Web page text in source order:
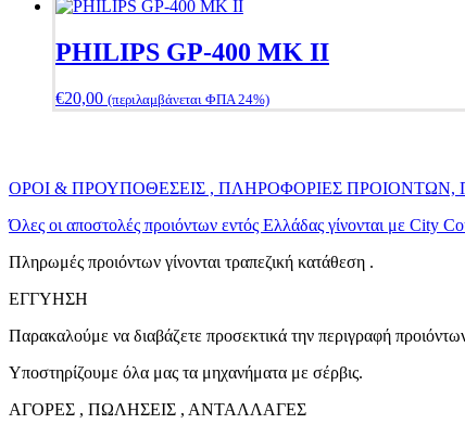
PHILIPS GP-400 MK II
€20,00 (περιλαμβάνεται ΦΠΑ 24%)
ΟΡΟΙ & ΠΡΟΥΠΟΘΕΣΕΙΣ , ΠΛΗΡΟΦΟΡΙΕΣ
Όλες οι αποστολές προιόντων εντός Ελλάδας γίνονται με City
Πληρωμές προιόντων γίνονται τραπεζική κατάθεση .
ΕΓΓΥΗΣΗ
Παρακαλούμε να διαβάζετε προσεκτικά την περιγραφή
Υποστηρίζουμε όλα μας τα μηχανήματα με σέρβις.
ΑΓΟΡΕΣ , ΠΩΛΗΣΕΙΣ , ΑΝΤΑΛΛΑΓΕΣ